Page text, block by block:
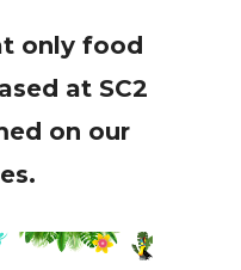
only food
at SC2
on our